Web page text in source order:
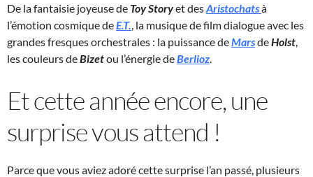
De la fantaisie joyeuse de Toy Storyet desAristochatsà
l’émotion cosmique deE.T., la musique de film dialogue avec les
grandes fresques orchestrales : la puissance deMarsdeHolst,
les couleurs deBizetou l’énergie deBerlioz.
Et cette année encore, une
surprise vous attend !
Parce que vous aviez adoré cette surprise l’an passé, plusieurs